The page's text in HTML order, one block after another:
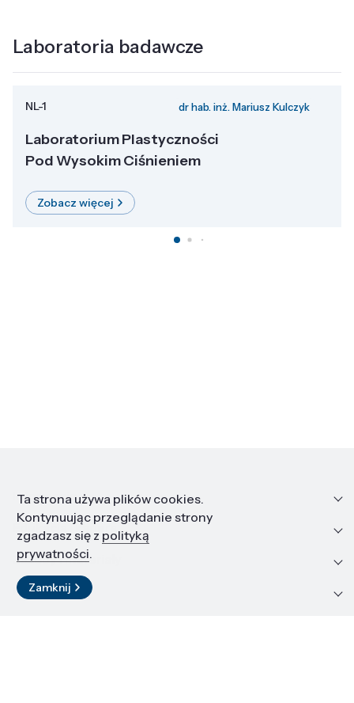
Laboratoria badawcze
NL-1 dr hab. inż. Mariusz Kulczyk
Laboratorium Plastyczności
Pod Wysokim Ciśnieniem
Zobacz więcej
Informacje
Edukacja i kariera
Zasoby i materiały
Kontakt
Ta strona używa plików cookies.
Kontynuując przeglądanie strony
zgadzasz się z polityką
prywatności.
Zamknij